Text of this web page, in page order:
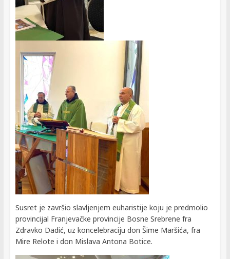
Susret je završio slavljenjem euharistije koju je predmolio
provincijal Franjevačke provincije Bosne Srebrene fra
Zdravko Dadić, uz koncelebraciju don Šime Maršića, fra
Mire Relote i don Mislava Antona Botice.